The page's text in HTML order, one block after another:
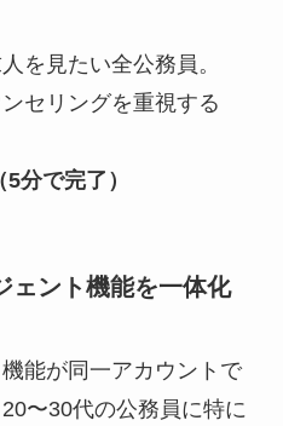
を見たい全公務員。
ンセリングを重視する
分で完了）
ェント機能を一体化
能が同一アカウントで
〜30代の公務員に特に